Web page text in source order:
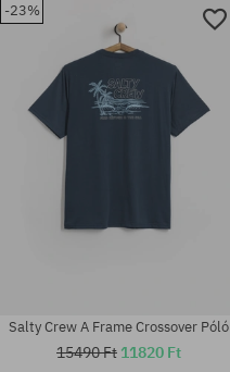
-23%
Salty Crew A Frame Crossover Póló
15490 Ft 11820 Ft